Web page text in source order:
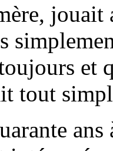
jouait
et
tout